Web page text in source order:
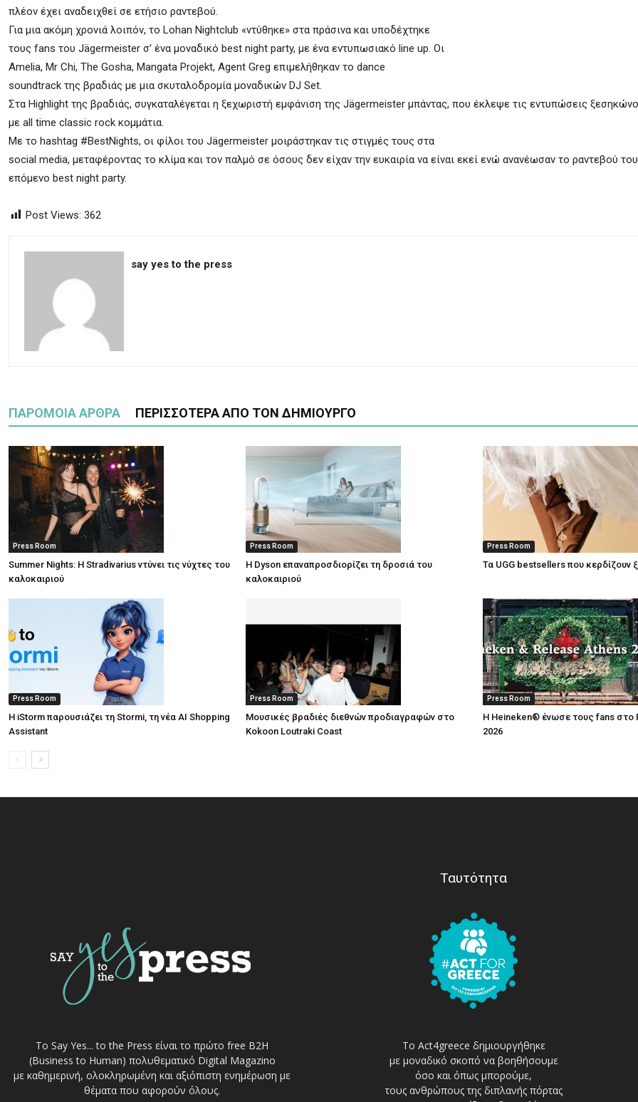
πλέον έχει αναδειχθεί σε ετήσιο ραντεβού.
Για μια ακόμη χρονιά λοιπόν, το Lohan Nightclub «ντύθηκε» στα πράσινα και υποδέχτηκε
τους fans του Jägermeister σ’ ένα μοναδικό best night party, με ένα εντυπωσιακό line up. Οι
Amelia, Mr Chi, The Gosha, Mangata Projekt, Agent Greg επιμελήθηκαν το dance
soundtrack της βραδιάς με μια σκυταλοδρομία μοναδικών DJ Set.
Στα Highlight της βραδιάς, συγκαταλέγεται η ξεχωριστή εμφάνιση της Jägermeister μπάντας, που έκλεψε τις εντυπώσεις
με all time classic rock κομμάτια.
Με το hashtag #BestNights, οι φίλοι του Jägermeister μοιράστηκαν τις στιγμές τους στα
social media, μεταφέροντας το κλίμα και τον παλμό σε όσους δεν είχαν την ευκαιρία να είναι εκεί ενώ ανανέωσαν το ραντεβού
επόμενο best night party.
Post Views: 362
say yes to the press
ΠΑΡΟΜΟΙΑ ΑΡΘΡΑ ΠΕΡΙΣΣΟΤΕΡΑ ΑΠΟ ΤΟΝ ΔΗΜΙΟΥΡΓΟ
Press Room
Summer Nights: Η Stradivarius ντύνει τις νύχτες του
καλοκαιριού
Press Room
Η Dyson επαναπροσδιορίζει τη δροσιά του
καλοκαιριού
Press Room
Τα UGG bestsellers που κερδίζουν
Press Room
Η iStorm παρουσιάζει τη Stormi, τη νέα AI Shopping
Assistant
Press Room
Μουσικές βραδιές διεθνών προδιαγραφών στο
Kokoon Loutraki Coast
Press Room
Η Heineken® ένωσε τους fans στο
2026
Το Say Yes... to the Press είναι το πρώτο free Β2Η
(Business to Human) πολυθεματικό Digital Magazino
με καθημερινή, ολοκληρωμένη και αξιόπιστη ενημέρωση με
θέματα που αφορούν όλους.
Ταυτότητα
Το Act4greece δημιουργήθηκε
με μοναδικό σκοπό να βοηθήσουμε
όσο και όπως μπορούμε,
τους ανθρώπους της διπλανής πόρτας